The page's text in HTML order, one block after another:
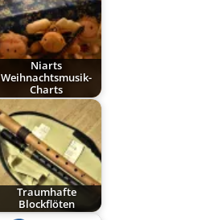
Niarts
Weihnachtsmusik-
Charts
Traumhafte
Blockflöten